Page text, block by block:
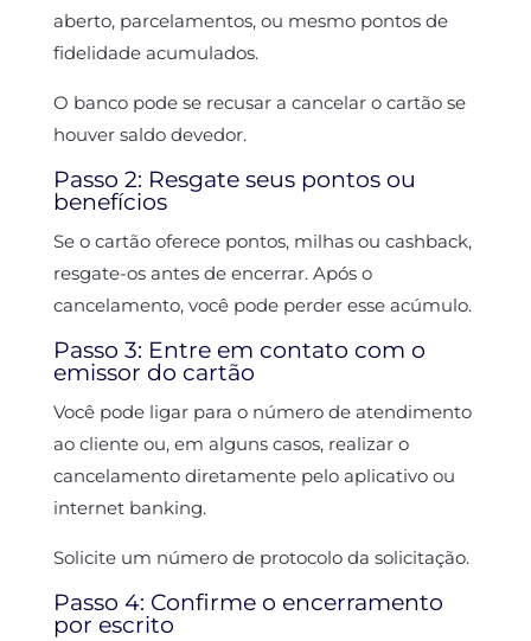
aberto, parcelamentos, ou mesmo pontos de
fidelidade acumulados.
O banco pode se recusar a cancelar o cartão se
houver saldo devedor.
Passo 2: Resgate seus pontos ou
benefícios
Se o cartão oferece pontos, milhas ou cashback,
resgate-os antes de encerrar. Após o
cancelamento, você pode perder esse acúmulo.
Passo 3: Entre em contato com o
emissor do cartão
Você pode ligar para o número de atendimento
ao cliente ou, em alguns casos, realizar o
cancelamento diretamente pelo aplicativo ou
internet banking.
Solicite um número de protocolo da solicitação.
Passo 4: Confirme o encerramento
por escrito